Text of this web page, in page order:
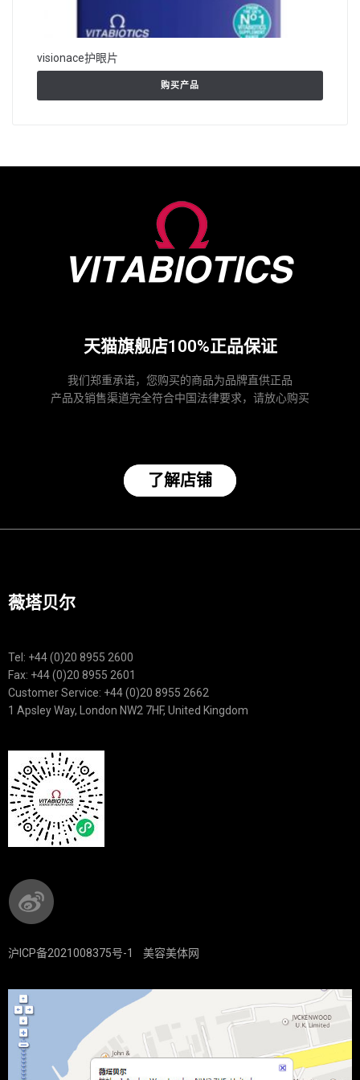
visionace护眼片
购买产品
天猫旗舰店100%正品保证
我们郑重承诺，您购买的商品为品牌直供正品
产品及销售渠道完全符合中国法律要求，请放心购买
了解店铺
薇塔贝尔
Tel: +44 (0)20 8955 2600
Fax: +44 (0)20 8955 2601
Customer Service: +44 (0)20 8955 2662
1 Apsley Way, London NW2 7HF, United Kingdom
沪ICP备2021008375号-1 美容美体网